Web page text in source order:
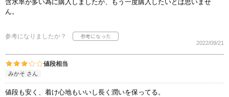
含水率が多い為に購入しましたが、もう一度購入したいとは思いませ
ん。
参考になりましたか？
2022/09/21
値段相当
みかそ さん
値段も安く、着け心地もいいし長く潤いを保ってる。